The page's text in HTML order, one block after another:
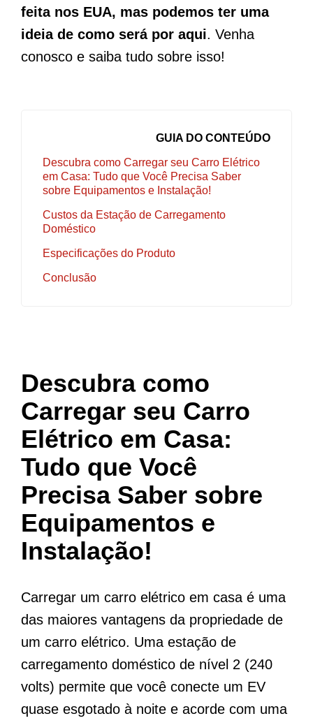
feita nos EUA, mas podemos ter uma
ideia de como será por aqui. Venha
conosco e saiba tudo sobre isso!
GUIA DO CONTEÚDO
Descubra como Carregar seu Carro Elétrico
em Casa: Tudo que Você Precisa Saber
sobre Equipamentos e Instalação!
Custos da Estação de Carregamento
Doméstico
Especificações do Produto
Conclusão
Descubra como
Carregar seu Carro
Elétrico em Casa:
Tudo que Você
Precisa Saber sobre
Equipamentos e
Instalação!
Carregar um carro elétrico em casa é uma
das maiores vantagens da propriedade de
um carro elétrico. Uma estação de
carregamento doméstico de nível 2 (240
volts) permite que você conecte um EV
quase esgotado à noite e acorde com uma